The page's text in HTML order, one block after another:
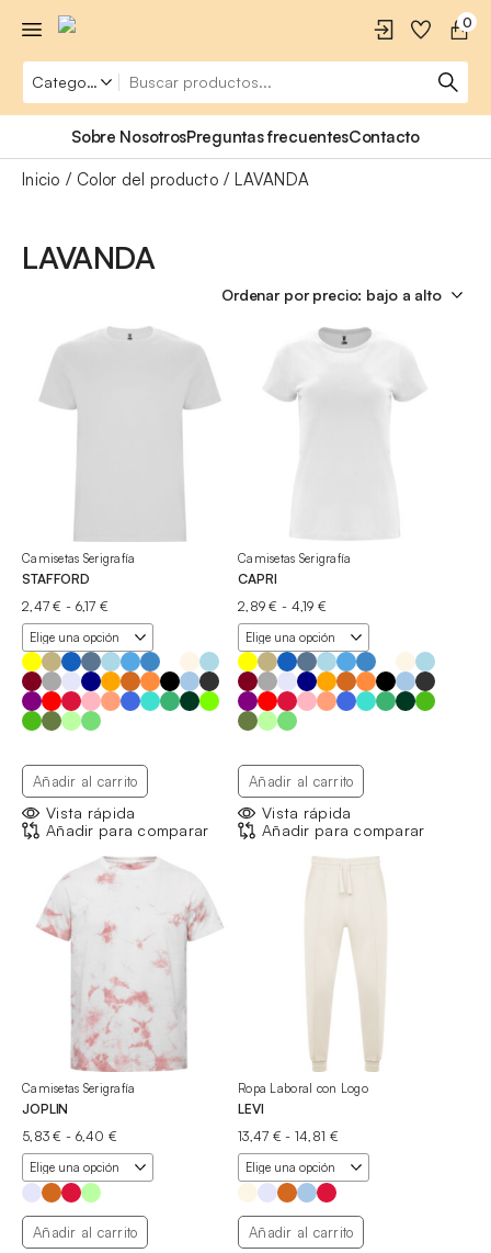
0
Sobre NosotrosPreguntas frecuentesContacto
Inicio Color del producto LAVANDA
LAVANDA
Camisetas Serigrafía
STAFFORD
2,47€ - 6,17 €
de
precios:
desde
2,47 €
hasta
6,17 €
Añadir al carrito
Vista rápida
Añadir para comparar
Camisetas Serigrafía
CAPRI
2,89€ - 4,19 €
de
precios:
desde
2,89 €
hasta
4,19 €
Añadir al carrito
Vista rápida
Añadir para comparar
Camisetas Serigrafía
JOPLIN
5,83€ - 6,40 €
de
precios:
desde
hasta
6,40 €
Añadir al carrito
Ropa Laboral con Logo
LEVI
13,47 € - 14,81 €Rango
de
precios:
desde
hasta
14,81 €
Añadir al carrito